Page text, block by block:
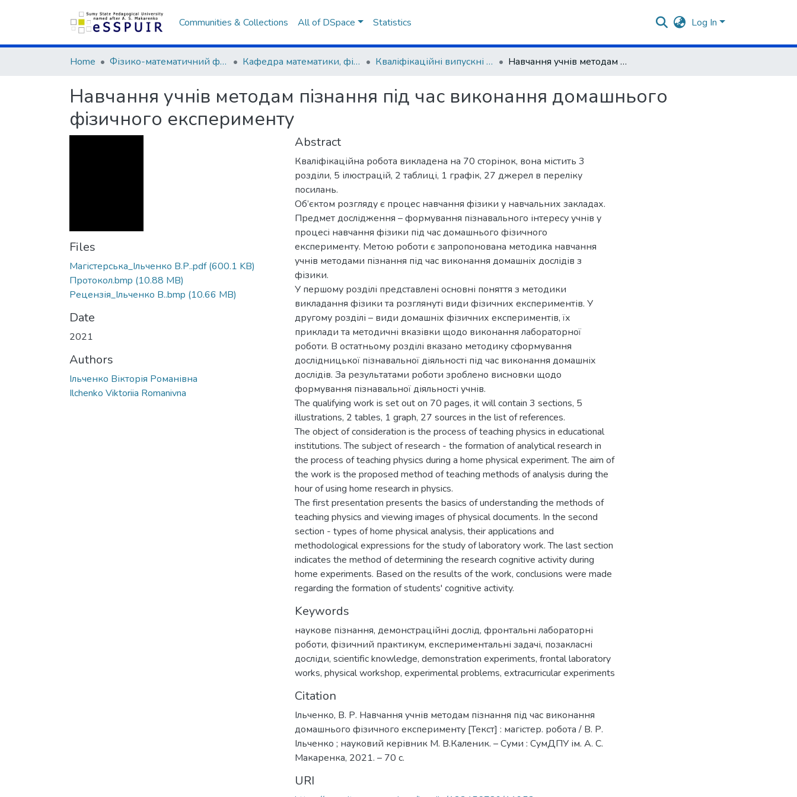
Communities & Collections All of DSpace Statistics Log In
Home Фізико-математичний факультет Кафедра математики, фізики та методик їх навчання Кваліфікаційні випускні роботи здобувачів вищої освіти Навчання учнів методам пізнання під час виконання домашнього фізичного експерименту
Навчання учнів методам пізнання під час виконання домашнього
фізичного експерименту
Files
Магістерська_Ільченко В.Р..pdf(600.1 KB)
Протокол.bmp (10.88 MB)
Рецензія_Ільченко В..bmp (10.66 MB)
Date
2021
Authors
Ільченко Вікторія Романівна
Ilchenko Viktoriia Romanivna
Abstract
Кваліфікаційна робота викладена на 70 сторінок, вона містить 3
розділи, 5 ілюстрацій, 2 таблиці, 1 графік, 27 джерел в переліку
посилань.
Об’єктом розгляду є процес навчання фізики у навчальних закладах.
Предмет дослідження – формування пізнавального інтересу учнів у
процесі навчання фізики під час домашнього фізичного
експерименту. Метою роботи є запропонована методика навчання
учнів методами пізнання під час виконання домашніх дослідів з
фізики.
У першому розділі представлені основні поняття з методики
викладання фізики та розглянуті види фізичних експериментів. У
другому розділі – види домашніх фізичних експериментів, їх
приклади та методичні вказівки щодо виконання лабораторної
роботи. В остатньому розділі вказано методику сформування
дослідницької пізнавальної діяльності під час виконання домашніх
дослідів. За результатами роботи зроблено висновки щодо
формування пізнавальної діяльності учнів.
The qualifying work is set out on 70 pages, it will contain 3 sections, 5
illustrations, 2 tables, 1 graph, 27 sources in the list of references.
The object of consideration is the process of teaching physics in educational
institutions. The subject of research - the formation of analytical research in
the process of teaching physics during a home physical experiment. The aim of
the work is the proposed method of teaching methods of analysis during the
hour of using home research in physics.
The first presentation presents the basics of understanding the methods of
teaching physics and viewing images of physical documents. In the second
section - types of home physical analysis, their applications and
methodological expressions for the study of laboratory work. The last section
indicates the method of determining the research cognitive activity during
home experiments. Based on the results of the work, conclusions were made
regarding the formation of students' cognitive activity.
Keywords
наукове пізнання, демонстраційні дослід, фронтальні лабораторні
роботи, фізичний практикум, експериментальні задачі, позакласні
досліди, scientific knowledge, demonstration experiments, frontal laboratory
works, physical workshop, experimental problems, extracurricular experiments
Citation
Ільченко, В. Р. Навчання учнів методам пізнання під час виконання
домашнього фізичного експерименту [Текст] : магістер. робота / В. Р.
Ільченко ; науковий керівник М. В.Каленик. – Суми : СумДПУ ім. А. С.
Макаренка, 2021. – 70 с.
URI